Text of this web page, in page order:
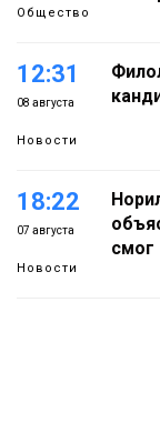
Общество
12:31
08 августа
Новости
18:22
07 августа
Новости
смог